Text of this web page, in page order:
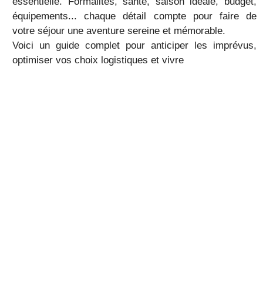
équipements... chaque détail compte pour faire de
votre séjour une aventure sereine et mémorable.
Voici un guide complet pour anticiper les imprévus,
optimiser vos choix logistiques et vivre